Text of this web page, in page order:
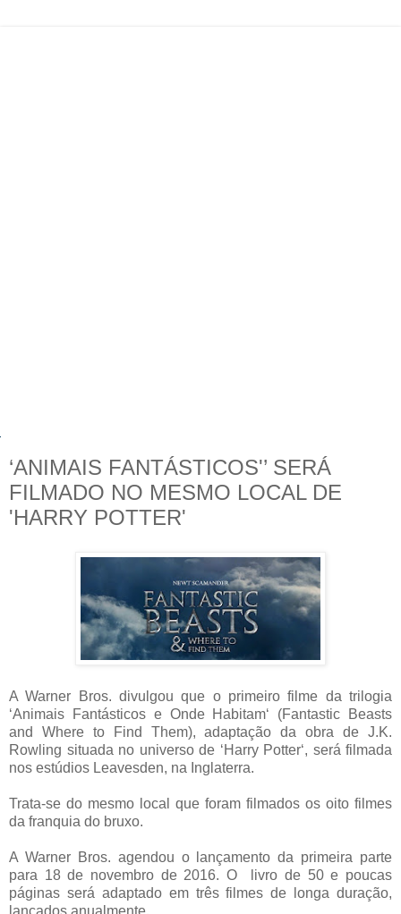
‘ANIMAIS FANTÁSTICOS'’ SERÁ
FILMADO NO MESMO LOCAL DE
'HARRY POTTER'
A Warner Bros. divulgou que o primeiro filme da trilogia
‘Animais Fantásticos e Onde Habitam‘ (Fantastic Beasts
and Where to Find Them), adaptação da obra de J.K.
Rowling situada no universo de ‘Harry Potter‘, será filmada
nos estúdios Leavesden, na Inglaterra.
Trata-se do mesmo local que foram filmados os oito filmes
da franquia do bruxo.
A Warner Bros. agendou o lançamento da primeira parte
para 18 de novembro de 2016. O livro de 50 e poucas
páginas será adaptado em três filmes de longa duração,
lançados anualmente.